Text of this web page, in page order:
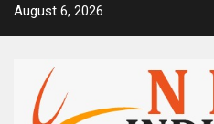
SkipAugust 6, 2026